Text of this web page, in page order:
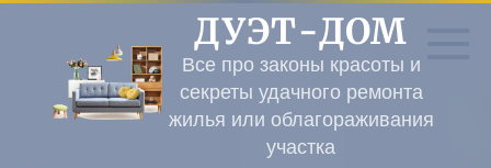
Перейти
контенту
ДУЭТ-ДОМ
Все про законы красоты и
секреты удачного ремонта
жилья или облагораживания
участка